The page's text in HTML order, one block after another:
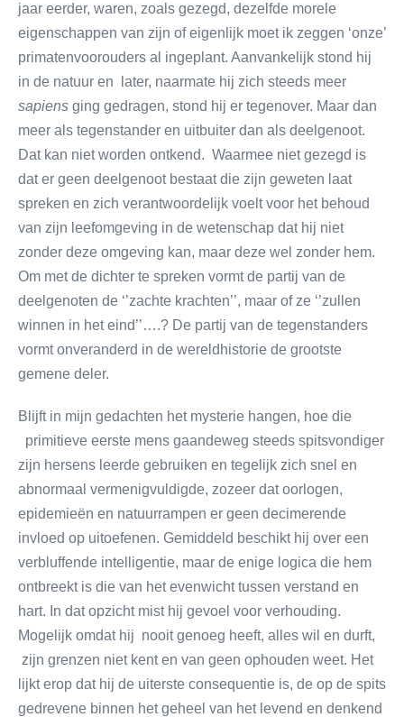
jaar eerder, waren, zoals gezegd, dezelfde morele
eigenschappen van zijn of eigenlijk moet ik zeggen ‘onze’
primatenvoorouders al ingeplant. Aanvankelijk stond hij
in de natuur en later, naarmate hij zich steeds meer
sapiens ging gedragen, stond hij er tegenover. Maar dan
meer als tegenstander en uitbuiter dan als deelgenoot.
Dat kan niet worden ontkend. Waarmee niet gezegd is
dat er geen deelgenoot bestaat die zijn geweten laat
spreken en zich verantwoordelijk voelt voor het behoud
van zijn leefomgeving in de wetenschap dat hij niet
zonder deze omgeving kan, maar deze wel zonder hem.
Om met de dichter te spreken vormt de partij van de
deelgenoten de ‘’zachte krachten’’, maar of ze ‘’zullen
winnen in het eind’’….? De partij van de tegenstanders
vormt onveranderd in de wereldhistorie de grootste
gemene deler.
Blijft in mijn gedachten het mysterie hangen, hoe die
primitieve eerste mens gaandeweg steeds spitsvondiger
zijn hersens leerde gebruiken en tegelijk zich snel en
abnormaal vermenigvuldigde, zozeer dat oorlogen,
epidemieën en natuurrampen er geen decimerende
invloed op uitoefenen. Gemiddeld beschikt hij over een
verbluffende intelligentie, maar de enige logica die hem
ontbreekt is die van het evenwicht tussen verstand en
hart. In dat opzicht mist hij gevoel voor verhouding.
Mogelijk omdat hij nooit genoeg heeft, alles wil en durft,
zijn grenzen niet kent en van geen ophouden weet. Het
lijkt erop dat hij de uiterste consequentie is, de op de spits
gedrevene binnen het geheel van het levend en denkend